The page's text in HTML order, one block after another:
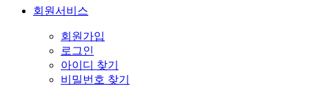
회원서비스
회원가입
로그인
아이디 찾기
비밀번호 찾기